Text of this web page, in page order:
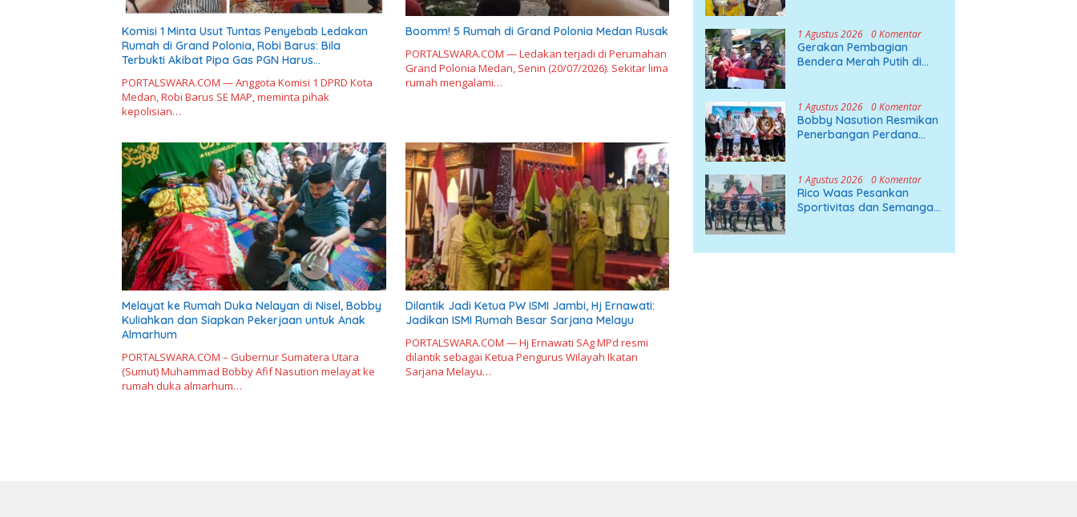
Komisi 1 Minta Usut Tuntas Penyebab Ledakan
Rumah di Grand Polonia, Robi Barus: Bila
Terbukti Akibat Pipa Gas PGN Harus
PORTALSWARA.COM — Anggota Komisi 1 DPRD Kota
Medan, Robi Barus SE MAP, meminta pihak
kepolisian…
Boomm! 5 Rumah di Grand Polonia Medan Rusak
PORTALSWARA.COM — Ledakan terjadi di Perumahan
Grand Polonia Medan, Senin (20/07/2026). Sekitar lima
rumah mengalami…
Melayat ke Rumah Duka Nelayan di Nisel, Bobby
Kuliahkan dan Siapkan Pekerjaan untuk Anak
Almarhum
PORTALSWARA.COM – Gubernur Sumatera Utara
(Sumut) Muhammad Bobby Afif Nasution melayat ke
rumah duka almarhum…
Dilantik Jadi Ketua PW ISMI Jambi, Hj Ernawati:
Jadikan ISMI Rumah Besar Sarjana Melayu
PORTALSWARA.COM — Hj Ernawati SAg MPd resmi
dilantik sebagai Ketua Pengurus Wilayah Ikatan
Sarjana Melayu…
Bobby
1 Agustus 2026 0 Komentar
Gerakan Pembagian
Bendera Merah Putih di
1 Agustus 2026 0 Komentar
Bobby Nasution Resmikan
Penerbangan Perdana
1 Agustus 2026 0 Komentar
Rico Waas Pesankan
Sportivitas dan Semangat